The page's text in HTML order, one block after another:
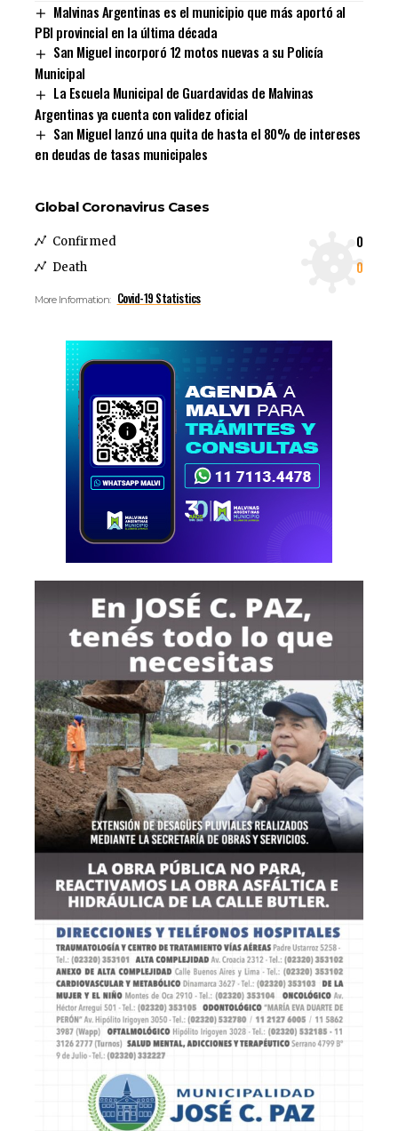
Malvinas Argentinas es el municipio que más aportó al
PBI provincial en la última década
San Miguel incorporó 12 motos nuevas a su Policía
Municipal
La Escuela Municipal de Guardavidas de Malvinas
Argentinas ya cuenta con validez oficial
San Miguel lanzó una quita de hasta el 80% de intereses
en deudas de tasas municipales
Global Coronavirus Cases
Confirmed 0
Death 0
More Information: Covid-19 Statistics